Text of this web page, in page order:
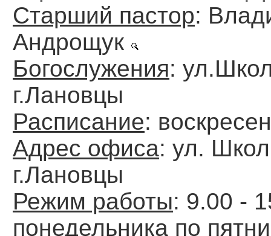
Старший пастор:
Андрощук
Богослужения:
г.Лановцы
Расписание:
Адрес офиса: ул.
г.Лановцы
Режим работы: 9.00 -
понедельника по